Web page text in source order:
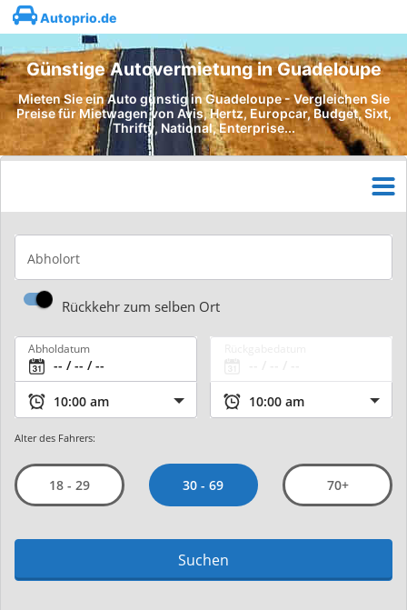
Autoprio.de
Günstige Autovermietung in Guadeloupe
Mieten Sie ein Auto günstig in Guadeloupe - Vergleichen Sie
Preise für Mietwagen von Avis, Hertz, Europcar, Budget, Sixt,
Thrifty, National, Enterprise...
Abholort
Rückkehr zum selben Ort
Abholdatum
Alter des Fahrers:
18 - 29 30 - 69 70+
Suchen